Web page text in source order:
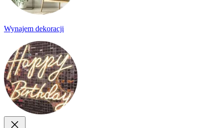
Wynajem dekoracji